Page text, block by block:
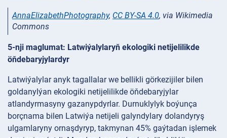
AnnaElizabethPhotography, CC BY-SA 4.0, via Wikimedia
Commons
5-nji maglumat: Latwiýalylaryň ekologiki netijelilikde
öňdebaryjylardyr
Latwiýalylar anyk tagallalar we bellikli görkezijiler bilen
goldanylýan ekologiki netijelilikde öňdebaryjylar
atlandyrmasyny gazanypdyrlar. Durnuklylyk boýunça
borçnama bilen Latwiýa netijeli galyndylary dolandyryş
ulgamlaryny ornaşdyryp, takmynan 45% gaýtadan işlemek